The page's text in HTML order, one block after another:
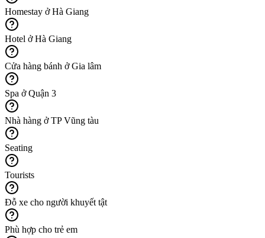
Homestay ở Hà Giang
Hotel ở Hà Giang
Cửa hàng bánh ở Gia lâm
Spa ở Quận 3
Nhà hàng ở TP Vũng tàu
Seating
Tourists
Đỗ xe cho người khuyết tật
Phù hợp cho trẻ em